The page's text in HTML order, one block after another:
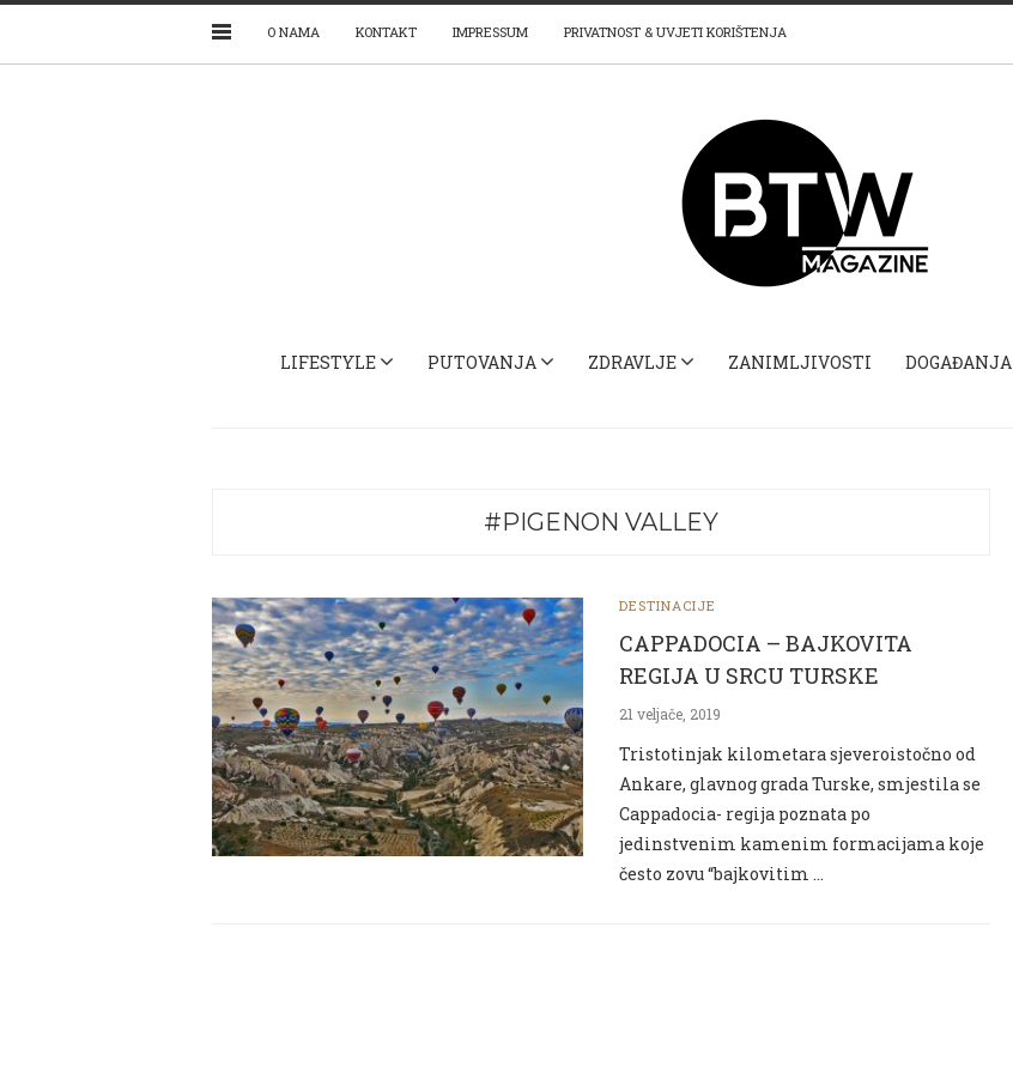
O NAMA KONTAKT IMPRESSUM PRIVATNOST & UVJETI KORIŠTENJA
LIFESTYLE PUTOVANJA ZDRAVLJE ZANIMLJIVOSTI DOGAĐANJA
#PIGENON VALLEY
DESTINACIJE
CAPPADOCIA – BAJKOVITA
REGIJA U SRCU TURSKE
21 veljače, 2019
Tristotinjak kilometara sjeveroistočno od
Ankare, glavnog grada Turske, smjestila se
Cappadocia- regija poznata po
jedinstvenim kamenim formacijama koje
često zovu “bajkovitim …